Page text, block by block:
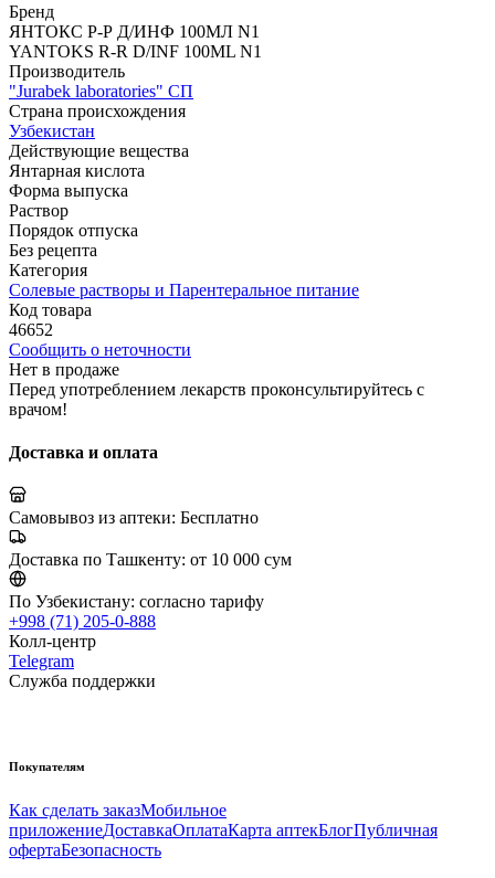
Бренд
ЯНТОКС Р-Р Д/ИНФ 100МЛ N1
YANTOKS R-R D/INF 100ML N1
Производитель
"Jurabek laboratories" СП
Страна происхождения
Узбекистан
Действующие вещества
Янтарная кислота
Форма выпуска
Раствор
Порядок отпуска
Без рецепта
Категория
Солевые растворы и Парентеральное питание
Код товара
46652
Сообщить о неточности
Нет в продаже
Перед употреблением лекарств проконсультируйтесь с
врачом!
Доставка и оплата
Самовывоз из аптеки: Бесплатно
Доставка по Ташкенту: от 10 000 сум
По Узбекистану: согласно тарифу
+998 (71) 205-0-888
Колл-центр
Telegram
Служба поддержки
Покупателям
Как сделать заказМобильное
приложениеДоставкаОплатаКарта аптекБлогПубличная
офертаБезопасность